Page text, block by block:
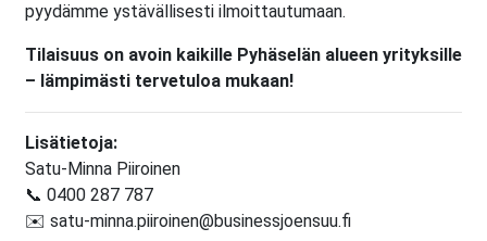
pyydämme ystävällisesti ilmoittautumaan.
Tilaisuus on avoin kaikille Pyhäselän alueen yrityksille
– lämpimästi tervetuloa mukaan!
Lisätietoja:
Satu-Minna Piiroinen
📞 0400 287 787
✉️ satu-minna.piiroinen@businessjoensuu.fi